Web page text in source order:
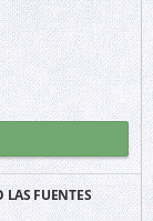
FUENTES